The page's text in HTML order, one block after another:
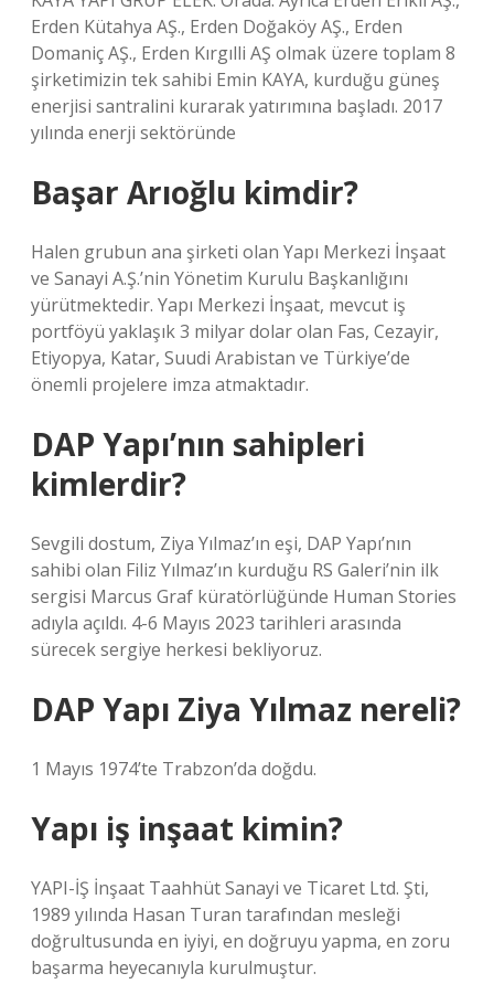
Erden Kütahya AŞ., Erden Doğaköy AŞ., Erden
Domaniç AŞ., Erden Kırgılli AŞ olmak üzere toplam 8
şirketimizin tek sahibi Emin KAYA, kurduğu güneş
enerjisi santralini kurarak yatırımına başladı. 2017
yılında enerji sektöründe
Başar Arıoğlu kimdir?
Halen grubun ana şirketi olan Yapı Merkezi İnşaat
ve Sanayi A.Ş.’nin Yönetim Kurulu Başkanlığını
yürütmektedir. Yapı Merkezi İnşaat, mevcut iş
portföyü yaklaşık 3 milyar dolar olan Fas, Cezayir,
Etiyopya, Katar, Suudi Arabistan ve Türkiye’de
önemli projelere imza atmaktadır.
DAP Yapı’nın sahipleri
kimlerdir?
Sevgili dostum, Ziya Yılmaz’ın eşi, DAP Yapı’nın
sahibi olan Filiz Yılmaz’ın kurduğu RS Galeri’nin ilk
sergisi Marcus Graf küratörlüğünde Human Stories
adıyla açıldı. 4-6 Mayıs 2023 tarihleri ​​arasında
sürecek sergiye herkesi bekliyoruz.
DAP Yapı Ziya Yılmaz nereli?
1 Mayıs 1974’te Trabzon’da doğdu.
Yapı iş inşaat kimin?
YAPI-İŞ İnşaat Taahhüt Sanayi ve Ticaret Ltd. Şti,
1989 yılında Hasan Turan tarafından mesleği
doğrultusunda en iyiyi, en doğruyu yapma, en zoru
başarma heyecanıyla kurulmuştur.